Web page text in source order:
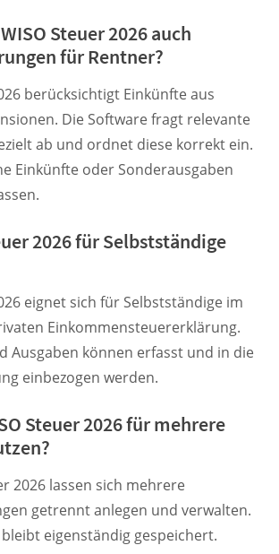
Steuer 2026 auch
für Rentner?
berücksichtigt Einkünfte aus
Die Software fragt relevante
ab und ordnet diese korrekt ein.
Einkünfte oder Sonderausgaben
2026 für Selbstständige
eignet sich für Selbstständige im
Einkommensteuererklärung.
Ausgaben können erfasst und in die
einbezogen werden.
Steuer 2026 für mehrere
2026 lassen sich mehrere
getrennt anlegen und verwalten.
bleibt eigenständig gespeichert.